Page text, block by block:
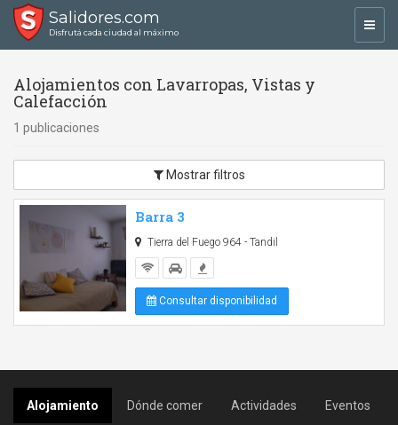
Salidores.com
Disfrutá cada ciudad al máximo
Alojamientos con Lavarropas, Vistas y
Calefacción
1 publicaciones
Mostrar filtros
Barra 3
Tierra del Fuego 964 - Tandil
Consultar disponibilidad
Alojamiento Dónde comer Actividades Eventos